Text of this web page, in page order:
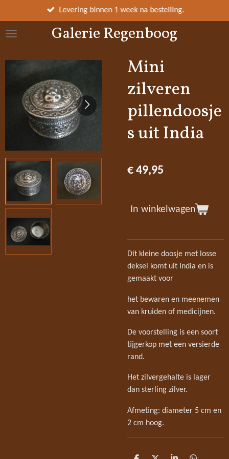
direct
naar
hoofdinhoud
Galerie Regenboog
Levering binnen 1 week na bestelling.
Mini
zilveren
pillendoosje
s uit India
€ 49,95
In winkelwagen
Dit kleine doosje met losse
deksel komt uit India en is
gemaakt voor
het bewaren en meenemen
van kruiden of medicijnen.
De voorstelling is een soort
tijgerkop met een versierde
rand.
Het zilvergehalte is lager
dan sterling zilver.
Afmeting: diameter 5 cm en
2 cm hoog.